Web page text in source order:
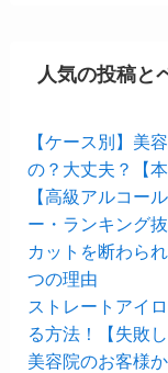
人気の投稿と
【ケース別】美
の？大丈夫？【本
【高級アルコー
ー・ランキング
カットを断わら
つの理由
ストレートアイ
る方法！【失敗し
美容院のお客様